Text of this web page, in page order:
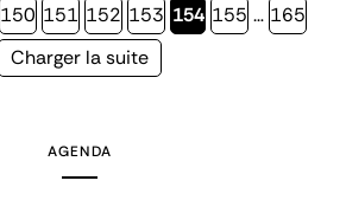
Page
150 Page
151 Page
152 Page
153 Page
154 Page
155 … Page
165
Page
Charger la suite
AGENDA